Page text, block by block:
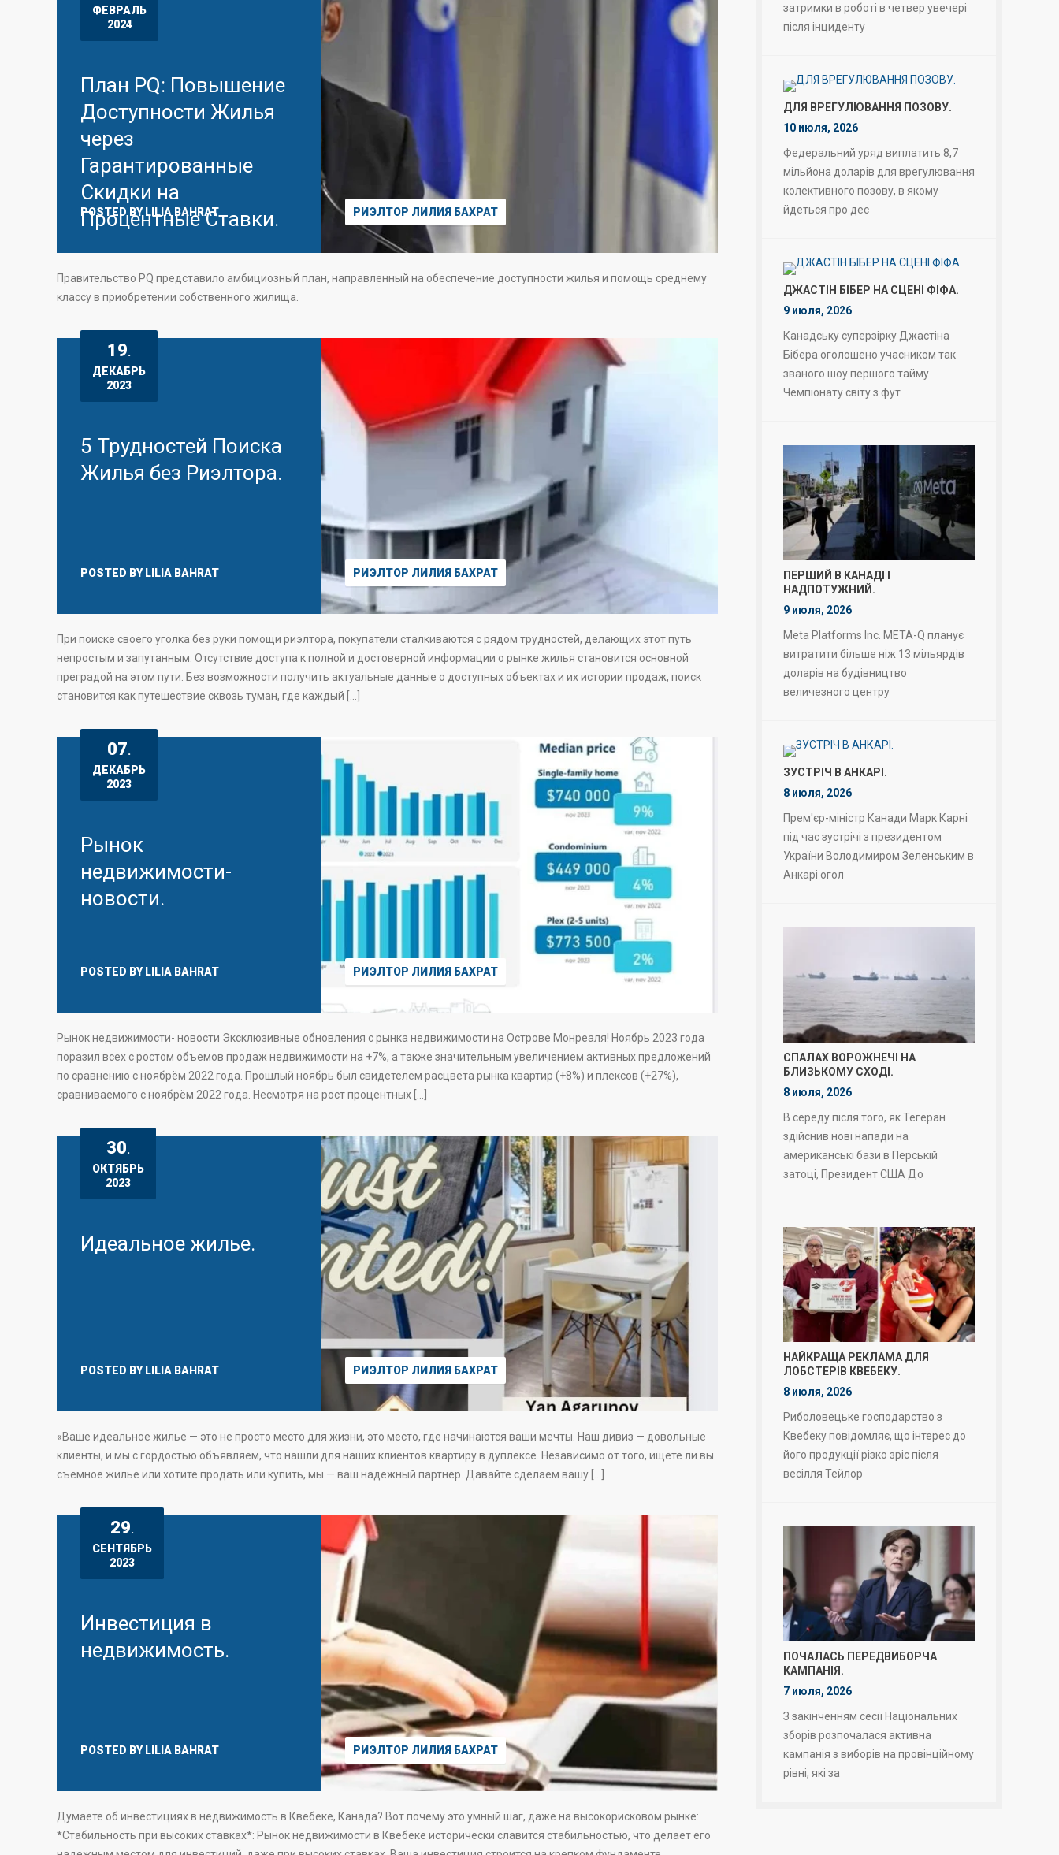
ФЕВРАЛЬ
2024
План PQ: Повышение
Доступности Жилья
через
Гарантированные
Скидки на
Процентные Ставки.
POSTED BY LILIA BAHRAT РИЭЛТОР ЛИЛИЯ БАХРАТ
Правительство PQ представило амбициозный план, направленный на обеспечение доступности жилья и помощь среднему
классу в приобретении собственного жилища.
19.
ДЕКАБРЬ
2023
5 Трудностей Поиска
Жилья без Риэлтора.
POSTED BY LILIA BAHRAT РИЭЛТОР ЛИЛИЯ БАХРАТ
При поиске своего уголка без руки помощи риэлтора, покупатели сталкиваются с рядом трудностей, делающих этот путь
непростым и запутанным. Отсутствие доступа к полной и достоверной информации о рынке жилья становится основной
преградой на этом пути. Без возможности получить актуальные данные о доступных объектах и их истории продаж, поиск
становится как путешествие сквозь туман, где каждый […]
07.
ДЕКАБРЬ
2023
Рынок
недвижимости-
новости.
POSTED BY LILIA BAHRAT РИЭЛТОР ЛИЛИЯ БАХРАТ
Рынок недвижимости- новости Эксклюзивные обновления с рынка недвижимости на Острове Монреаля! Ноябрь 2023 года
поразил всех с ростом объемов продаж недвижимости на +7%, а также значительным увеличением активных предложений
по сравнению с ноябрём 2022 года. Прошлый ноябрь был свидетелем расцвета рынка квартир (+8%) и плексов (+27%),
сравниваемого с ноябрём 2022 года. Несмотря на рост процентных […]
30.
ОКТЯБРЬ
2023
Идеальное жилье.
POSTED BY LILIA BAHRAT РИЭЛТОР ЛИЛИЯ БАХРАТ
«Ваше идеальное жилье — это не просто место для жизни, это место, где начинаются ваши мечты. Наш дивиз — довольные
клиенты, и мы с гордостью объявляем, что нашли для наших клиентов квартиру в дуплексе. Независимо от того, ищете ли вы
съемное жилье или хотите продать или купить, мы — ваш надежный партнер. Давайте сделаем вашу […]
29.
СЕНТЯБРЬ
2023
Инвестиция в
недвижимость.
POSTED BY LILIA BAHRAT РИЭЛТОР ЛИЛИЯ БАХРАТ
Думаете об инвестициях в недвижимость в Квебеке, Канада? Вот почему это умный шаг, даже на высокорисковом рынке:
*Стабильность при высоких ставках*: Рынок недвижимости в Квебеке исторически славится стабильностью, что делает его
затримки в роботі в четвер увечері
після інциденту
ДЛЯ ВРЕГУЛЮВАННЯ ПОЗОВУ.
10 июля, 2026
Федеральний уряд виплатить 8,7
мільйона доларів для врегулювання
колективного позову, в якому
йдеться про дес
ДЖАСТІН БІБЕР НА СЦЕНІ ФІФА.
9 июля, 2026
Канадську суперзірку Джастіна
Бібера оголошено учасником так
званого шоу першого тайму
Чемпіонату світу з фут
ПЕРШИЙ В КАНАДІ І
НАДПОТУЖНИЙ.
9 июля, 2026
Meta Platforms Inc. META-Q планує
витратити більше ніж 13 мільярдів
доларів на будівництво
величезного центру
ЗУСТРІЧ В АНКАРІ.
8 июля, 2026
Прем'єр-міністр Канади Марк Карні
під час зустрічі з президентом
України Володимиром Зеленським в
Анкарі огол
СПАЛАХ ВОРОЖНЕЧІ НА
БЛИЗЬКОМУ СХОДІ.
8 июля, 2026
В середу після того, як Тегеран
здійснив нові напади на
американські бази в Перській
затоці, Президент США До
НАЙКРАЩА РЕКЛАМА ДЛЯ
ЛОБСТЕРІВ КВЕБЕКУ.
8 июля, 2026
Риболовецьке господарство з
Квебеку повідомляє, що інтерес до
його продукції різко зріс після
весілля Тейлор
ПОЧАЛАСЬ ПЕРЕДВИБОРЧА
КАМПАНІЯ.
7 июля, 2026
З закінченням сесії Національних
зборів розпочалася активна
кампанія з виборів на провінційному
рівні, які за